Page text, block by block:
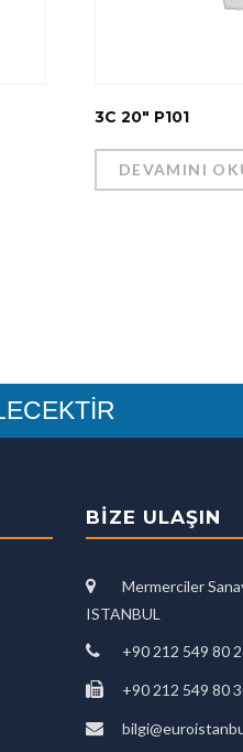
3C 20″ P101
DEVAMINI
BIZE ULAŞIN
Mermerciler
ISTANBUL
+90 212 549 80
+90 212 549 80